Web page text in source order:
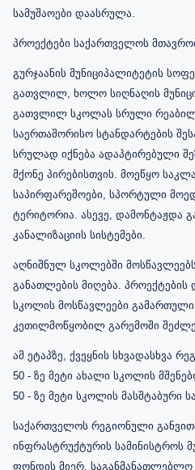
სამუშაოები დაასრულა.
პროექტები საქართველოს
გურჯაანის მუნიციპალიტეტის
გათვლილ, ხოლო სიღნაღის
გათვლილ სკოლას სრული
საერთაშორისო სტანდარტების
სრულად იქნება ადაპტირებული
მქონე პირებისთვის. მოეწყო
საპირფარეშოები, სპორტული
ტერიტორია. ასევე, დამონტაჟდა
კანალიზაციის სისტემები.
აღნიშნულ სკოლებში
განათლების მიღება. პროექტების
სკოლის მოსწავლეები
კეთილმოწყობილ გარემოში
ამ ეტაპზე, ქვეყნის სხვადასხვა
50 - ზე მეტი ახალი სკოლის
50 - ზე მეტი სკოლის მასშტაბური
საქართველოს რეგიონული
ინფრასტრუქტურის სამინისტროს
ფონდის მიერ, საგანმანათლებლო